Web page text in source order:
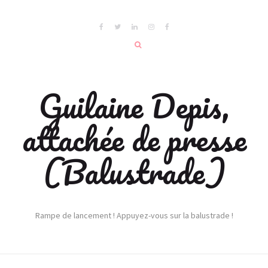
Guilaine Depis,
attachée de presse
(Balustrade)
Rampe de lancement ! Appuyez-vous sur la balustrade !